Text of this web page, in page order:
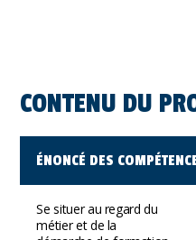
CONTENU DU
ÉNONCÉ DES
Se situer au regard du
métier et de la